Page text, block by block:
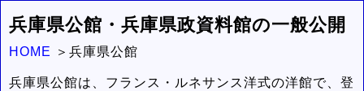
兵庫県公館・兵庫県政資料館の一般公開
HOME 兵庫県公館
兵庫県公館は、フランス・ルネサンス洋式の洋館で、登